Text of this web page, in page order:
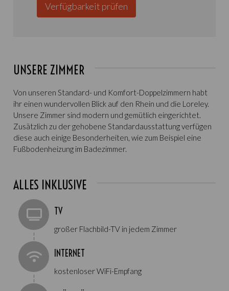
Verfügbarkeit prüfen
UNSERE ZIMMER
Von unseren Standard- und Komfort-Doppelzimmern habt
ihr einen wundervollen Blick auf den Rhein und die Loreley.
Unsere Zimmer sind modern und gemütlich eingerichtet.
Zusätzlich zu der gehobene Standardausstattung verfügen
diese auch einige Besonderheiten, wie zum Beispiel eine
Fußbodenheizung im Badezimmer.
ALLES INKLUSIVE
¦
TV
großer Flachbild-TV in jedem Zimmer
¦
INTERNET
kostenloser WiFi-Empfang